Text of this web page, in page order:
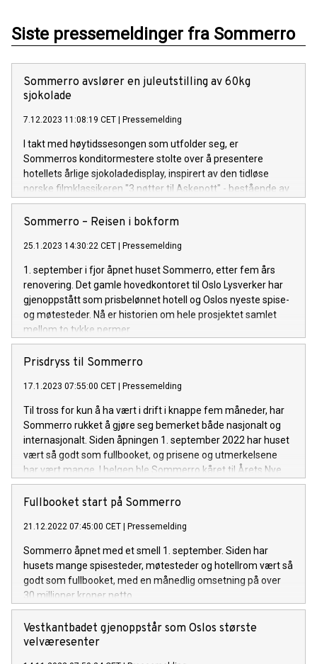
Siste pressemeldinger fra Sommerro
Sommerro avslører en juleutstilling av 60kg
sjokolade
7.12.2023 11:08:19 CET Pressemelding
I takt med høytidssesongen som utfolder seg, er
Sommerros konditormestere stolte over å presentere
hotellets årlige sjokoladedisplay, inspirert av den tidløse
norske filmklassikeren "3 nøtter til Askepott" - bestående av
60kg Valhronasjokolade.
Sommerro – Reisen i bokform
25.1.2023 14:30:22 CET Pressemelding
1. september i fjor åpnet huset Sommerro, etter fem års
renovering. Det gamle hovedkontoret til Oslo Lysverker har
gjenoppstått som prisbelønnet hotell og Oslos nyeste spise-
og møtesteder. Nå er historien om hele prosjektet samlet
mellom to tykke permer.
Prisdryss til Sommerro
17.1.2023 07:55:00 CET Pressemelding
Til tross for kun å ha vært i drift i knappe fem måneder, har
Sommerro rukket å gjøre seg bemerket både nasjonalt og
internasjonalt. Siden åpningen 1. september 2022 har huset
vært så godt som fullbooket, og prisene og utmerkelsene
har vært mange. I helgen ble Sommerro kåret til Årets Nye
Hotell.
Fullbooket start på Sommerro
21.12.2022 07:45:00 CET Pressemelding
Sommerro åpnet med et smell 1. september. Siden har
husets mange spisesteder, møtesteder og hotellrom vært så
godt som fullbooket, med en månedlig omsetning på over
30 millioner kroner netto.
Vestkantbadet gjenoppstår som Oslos største
velværesenter